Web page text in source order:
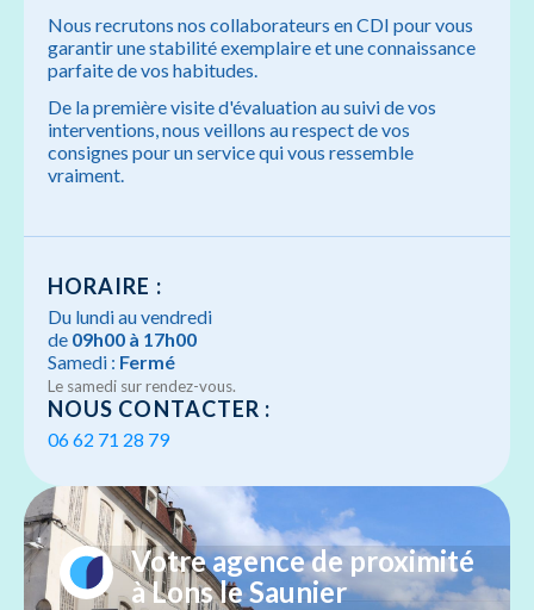
Nous recrutons nos collaborateurs en CDI pour vous
garantir une stabilité exemplaire et une connaissance
parfaite de vos habitudes.
De la première visite d'évaluation au suivi de vos
interventions, nous veillons au respect de vos
consignes pour un service qui vous ressemble
vraiment.
HORAIRE :
Du lundi au vendredi
de 09h00 à 17h00
Samedi : Fermé
Le samedi sur rendez-vous.
NOUS CONTACTER :
06 62 71 28 79
Votre agence de proximité
à Lons le Saunier